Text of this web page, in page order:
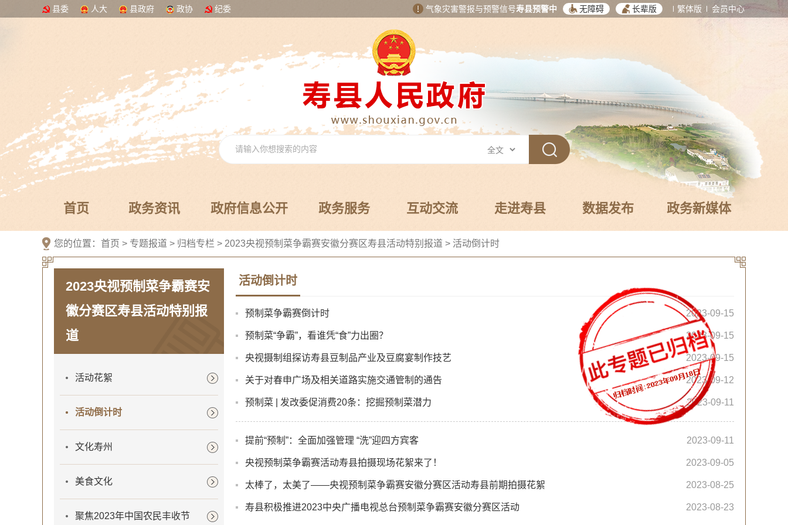
县委 人大 县政府 政协 纪委 气象灾害警报与预警信号寿县预警中 无障碍 长辈版 繁体版 会员中心
首页 政务资讯 政府信息公开 政务服务 互动交流 走进寿县 数据发布 政务新媒体
您的位置： 首页 > 专题报道 > 归档专栏 > 2023央视预制菜争霸赛安徽分赛区寿县活动特别报道 > 活动倒计时
2023央视预制菜争霸赛安
徽分赛区寿县活动特别报
道
活动花絮
活动倒计时
文化寿州
美食文化
聚焦2023年中国农民丰收节
活动倒计时
预制菜争霸赛倒计时 2023-09-15
预制菜“争霸”，看谁凭“食”力出圈？ 2023-09-15
央视摄制组探访寿县豆制品产业及豆腐宴制作技艺 2023-09-15
关于对春申广场及相关道路实施交通管制的通告 2023-09-12
预制菜 | 发改委促消费20条：挖掘预制菜潜力 2023-09-11
提前“预制”：全面加强管理 “洗”迎四方宾客 2023-09-11
央视预制菜争霸赛活动寿县拍摄现场花絮来了！ 2023-09-05
太棒了，太美了——央视预制菜争霸赛安徽分赛区活动寿县前期拍摄花絮 2023-08-25
寿县积极推进2023中央广播电视总台预制菜争霸赛安徽分赛区活动 2023-08-23